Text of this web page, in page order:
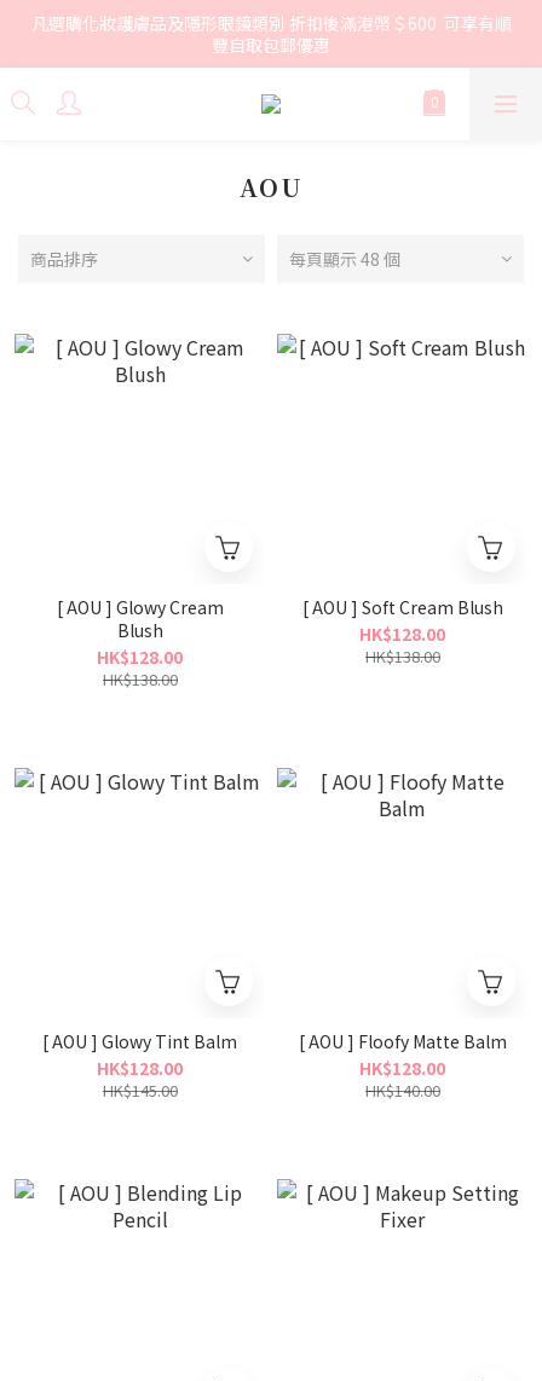
凡選購化妝護膚品及隱形眼鏡類別 折扣後滿港幣＄600  可享有順
豐自取包郵優惠
AOU
商品排序 每頁顯示 48 個
[ AOU ] Glowy Cream
Blush
HK$128.00
HK$138.00
[ AOU ] Soft Cream Blush
HK$128.00
HK$138.00
[ AOU ] Glowy Tint Balm
HK$128.00
HK$145.00
[ AOU ] Floofy Matte Balm
HK$128.00
HK$140.00